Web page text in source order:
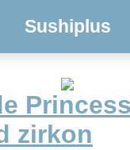
Sushiplus
zirkon